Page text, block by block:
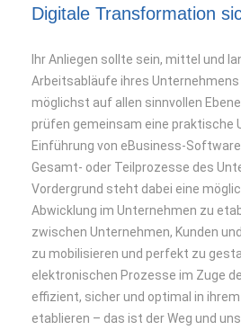
Digitale Transformation
Ihr Anliegen sollte sein, mittel und
Arbeitsabläufe ihres
möglichst auf allen sinnvollen
prüfen gemeinsam eine praktische
Einführung von eBusiness-
Gesamt- oder Teilprozesse des
Vordergrund steht dabei eine
Abwicklung im Unternehmen zu
zwischen Unternehmen, Kunden
zu mobilisieren und perfekt zu
elektronischen Prozesse im Zuge
effizient, sicher und optimal in
etablieren – das ist der Weg und